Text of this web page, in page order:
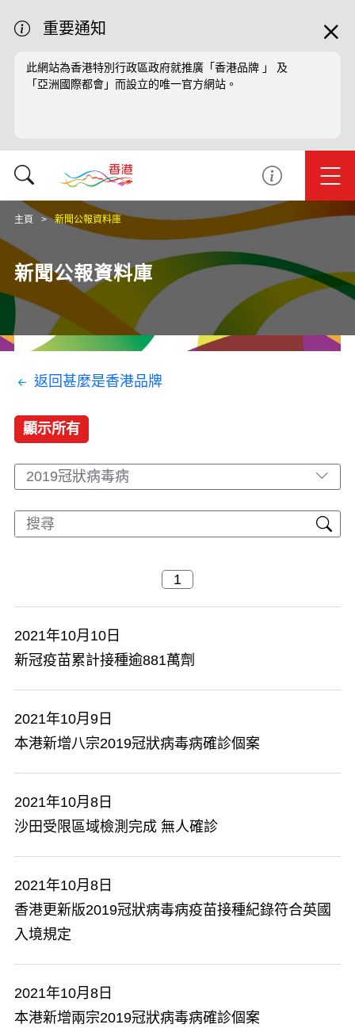
重要通知
此網站為香港特別行政區政府就推廣「香港品牌 」 及
「亞洲國際都會」而設立的唯一官方網站。
主頁 新聞公報資料庫
新聞公報資料庫
返回甚麼是香港品牌
顯示所有
2019冠狀病毒病
2021年10月10日
新冠疫苗累計接種逾881萬劑
2021年10月9日
本港新增八宗2019冠狀病毒病確診個案
2021年10月8日
沙田受限區域檢測完成 無人確診
2021年10月8日
香港更新版2019冠狀病毒病疫苗接種紀錄符合英國
入境規定
2021年10月8日
本港新增兩宗2019冠狀病毒病確診個案